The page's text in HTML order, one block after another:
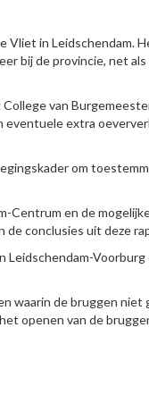
Vliet in Leidschendam.
bij de provincie, net
van
eventuele extra
om
Centrum en de
conclusies uit deze
Leidschendam-Voorburg
waarin de bruggen niet
openen van de